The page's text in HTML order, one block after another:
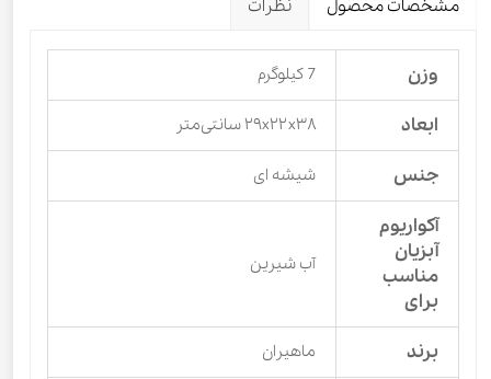
مشخصات محصول نظرات
وزن 7 کیلوگرم
ابعاد ۲۹x۲۲x۳۸ سانتی‌متر
جنس شیشه ای
آکواریوم
آبزیان
مناسب
برای
آب شیرین
برند ماهیران